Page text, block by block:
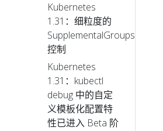
Kubernetes
1.31：细粒度的
SupplementalGroups
控制
Kubernetes
1.31：kubectl
debug 中的自定
义模板化配置特
性已进入 Beta 阶